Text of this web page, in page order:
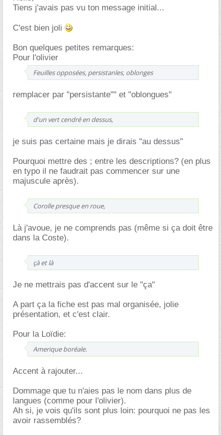
Tiens j'avais pas vu ton message initial...
C'est bien joli
Bon quelques petites remarques:
Pour l'olivier
Feuilles opposées, persistanles, oblonges
remplacer par "persistante"" et "oblongues"
d'un vert cendré en dessus,
je suis pas certaine mais je dirais "au dessus"
Pourquoi mettre des ; entre les descriptions? (en plus
en typo il ne faudrait pas commencer sur une
majuscule après).
Corolle presque en roue,
Là j'avoue, je ne comprends pas (même si ça doit être
dans la Coste).
çà et là
Je ne mettrais pas d'accent sur le "ça"
A part ça la fiche est pas mal organisée, jolie
présentation, et c'est clair.
Pour la Loïdie:
Amerique boréale.
Accent à rajouter...
Dommage que tu n'aies pas le nom dans plus de
langues (comme pour l'olivier).
Ah si, je vois qu'ils sont plus loin: pourquoi ne pas les
avoir rassemblés?